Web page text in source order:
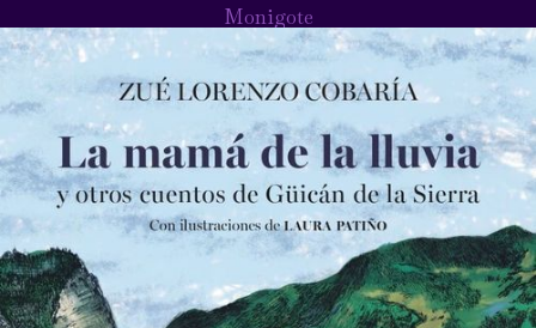
Monigote